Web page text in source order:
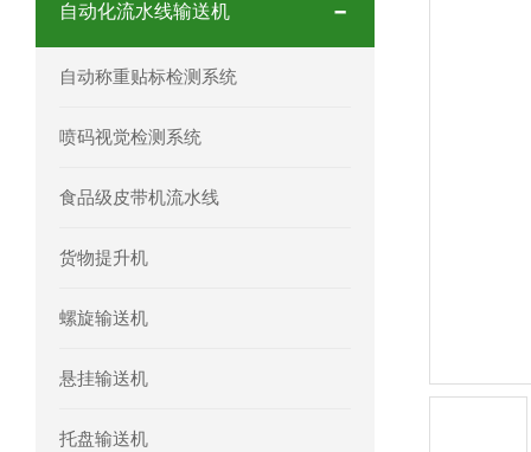
自动化流水线输送机
自动称重贴标检测系统
喷码视觉检测系统
食品级皮带机流水线
货物提升机
螺旋输送机
悬挂输送机
托盘输送机